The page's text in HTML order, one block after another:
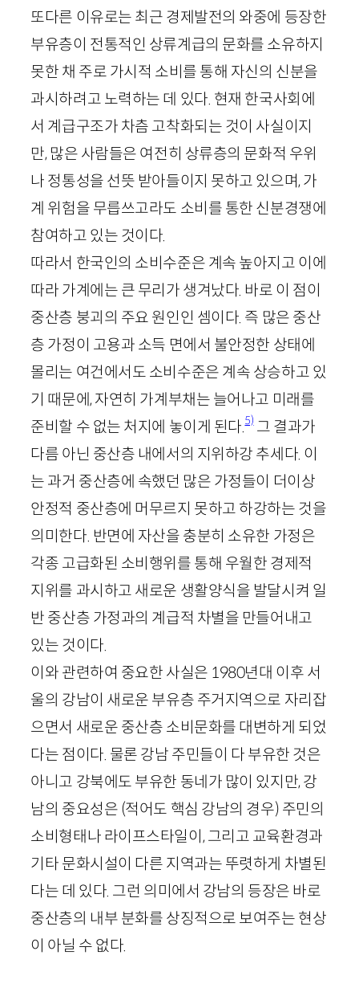
또다른 이유로는 최근 경제발전의 와중에 등장한
부유층이 전통적인 상류계급의 문화를 소유하지
못한 채 주로 가시적 소비를 통해 자신의 신분을
과시하려고 노력하는 데 있다. 현재 한국사회에
서 계급구조가 차츰 고착화되는 것이 사실이지
만, 많은 사람들은 여전히 상류층의 문화적 우위
나 정통성을 선뜻 받아들이지 못하고 있으며, 가
계 위험을 무릅쓰고라도 소비를 통한 신분경쟁에
참여하고 있는 것이다.
따라서 한국인의 소비수준은 계속 높아지고 이에
따라 가계에는 큰 무리가 생겨났다. 바로 이 점이
중산층 붕괴의 주요 원인인 셈이다. 즉 많은 중산
층 가정이 고용과 소득 면에서 불안정한 상태에
몰리는 여건에서도 소비수준은 계속 상승하고 있
기 때문에, 자연히 가계부채는 늘어나고 미래를
준비할 수 없는 처지에 놓이게 된다.5)그 결과가
다름 아닌 중산층 내에서의 지위하강 추세다. 이
는 과거 중산층에 속했던 많은 가정들이 더이상
안정적 중산층에 머무르지 못하고 하강하는 것을
의미한다. 반면에 자산을 충분히 소유한 가정은
각종 고급화된 소비행위를 통해 우월한 경제적
지위를 과시하고 새로운 생활양식을 발달시켜 일
반 중산층 가정과의 계급적 차별을 만들어내고
있는 것이다.
이와 관련하여 중요한 사실은 1980년대 이후 서
울의 강남이 새로운 부유층 주거지역으로 자리잡
으면서 새로운 중산층 소비문화를 대변하게 되었
다는 점이다. 물론 강남 주민들이 다 부유한 것은
아니고 강북에도 부유한 동네가 많이 있지만, 강
남의 중요성은 (적어도 핵심 강남의 경우) 주민의
소비형태나 라이프스타일이, 그리고 교육환경과
기타 문화시설이 다른 지역과는 뚜렷하게 차별된
다는 데 있다. 그런 의미에서 강남의 등장은 바로
중산층의 내부 분화를 상징적으로 보여주는 현상
이 아닐 수 없다.